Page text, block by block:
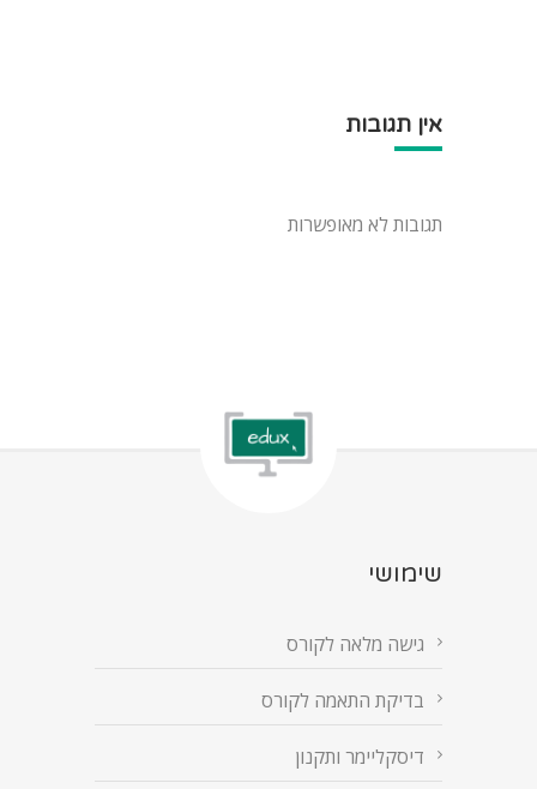
אין תגובות
תגובות לא מאופשרות
שימושי
גישה מלאה לקורס
בדיקת התאמה לקורס
דיסקליימר ותקנון